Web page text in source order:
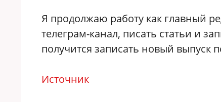
Я продолжаю работу как главный
телеграм-канал, писать статьи и
получится записать новый выпуск
Источник